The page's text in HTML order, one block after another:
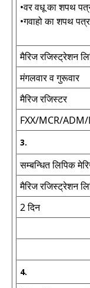
•वर वधू का शपथ
•गवाहो का शपथ पत्र
मैरिज रजिस्ट्रेशन
मंगलवार व गुरूवार
मैरिज रजिस्टर
FXX/MCR/
3.
सम्बन्धित लिपिक
मैरिज रजिस्ट्रेशन
2 दिन
4.